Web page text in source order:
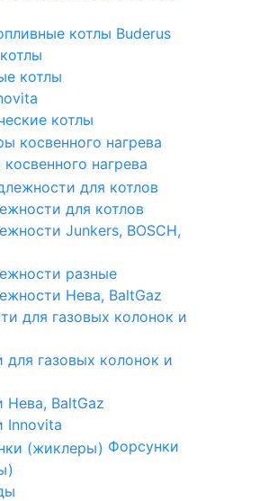
котлы Buderus
котлы
котлы
нагрева
для котлов
Junkers, BOSCH,
разные
Нева, BaltGaz
для газовых колонок и
Нева, BaltGaz
Innovita
Форсунки